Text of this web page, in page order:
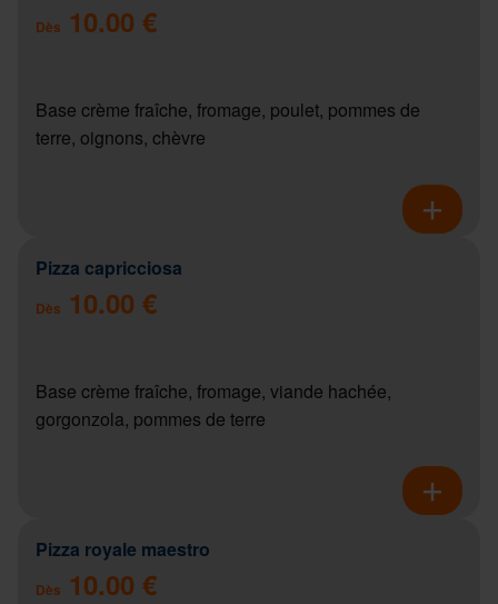
Dès 10.00 €
Base crème fraîche, fromage, poulet, pommes de
terre, oignons, chèvre
Pizza capricciosa
Dès 10.00 €
Base crème fraîche, fromage, viande hachée,
gorgonzola, pommes de terre
Pizza royale maestro
Dès 10.00 €